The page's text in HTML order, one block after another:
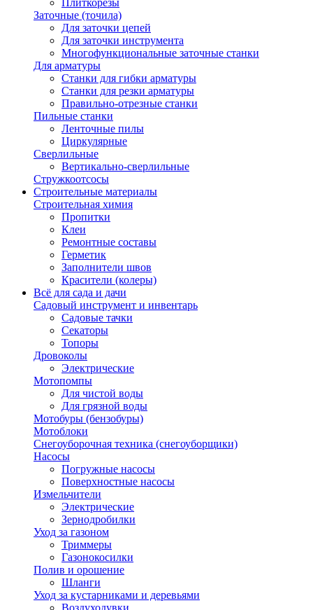
Плиткорезы
Заточные (точила)
Для заточки цепей
Для заточки инструмента
Многофункциональные заточные станки
Для арматуры
Станки для гибки арматуры
Станки для резки арматуры
Правильно-отрезные станки
Пильные станки
Ленточные пилы
Циркулярные
Сверлильные
Вертикально-сверлильные
Стружкоотсосы
Строительные материалы
Строительная химия
Пропитки
Клеи
Ремонтные составы
Герметик
Заполнители швов
Красители (колеры)
Всё для сада и дачи
Садовый инструмент и инвентарь
Садовые тачки
Секаторы
Топоры
Дровоколы
Электрические
Мотопомпы
Для чистой воды
Для грязной воды
Мотобуры (бензобуры)
Мотоблоки
Снегоуборочная техника (снегоуборщики)
Насосы
Погружные насосы
Поверхностные насосы
Измельчители
Электрические
Зернодробилки
Уход за газоном
Триммеры
Газонокосилки
Полив и орошение
Шланги
Уход за кустарниками и деревьями
Воздуходувки